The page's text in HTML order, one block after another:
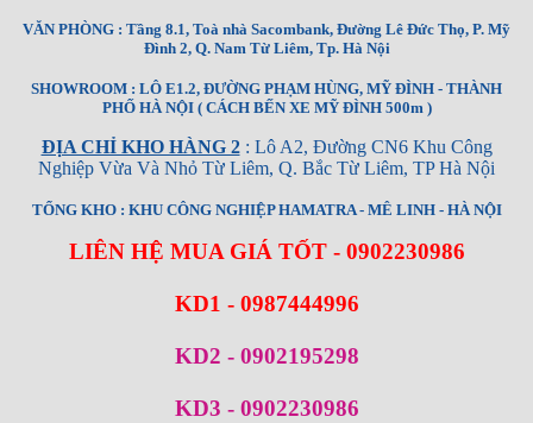
VĂN PHÒNG : Tầng 8.1, Toà nhà Sacombank, Đường Lê Đức Thọ, P. Mỹ
Đình 2, Q. Nam Từ Liêm, Tp. Hà Nội
SHOWROOM : LÔ E1.2, ĐƯỜNG PHẠM HÙNG, MỸ ĐÌNH - THÀNH
PHỐ HÀ NỘI ( CÁCH BẾN XE MỸ ĐÌNH 500m )
ĐỊA CHỈ KHO HÀNG 2: Lô A2, Đường CN6 Khu Công
Nghiệp Vừa Và Nhỏ Từ Liêm, Q. Bắc Từ Liêm, TP Hà Nội
TỔNG KHO : KHU CÔNG NGHIỆP HAMATRA - MÊ LINH - HÀ NỘI
LIÊN HỆ MUA GIÁ TỐT - 0902230986
KD1 - 0987444996
KD2 - 0902195298
KD3 - 0902230986